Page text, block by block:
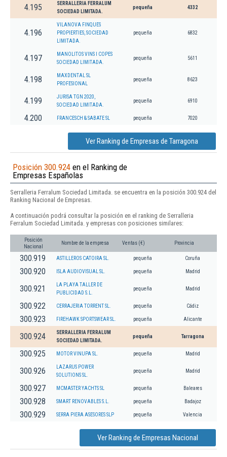
4.195
SERRALLERIA FERRALUM
SOCIEDAD LIMITADA.
pequeña 4332
4.196
VILANOVA FINQUES
PROPIERTIES, SOCIEDAD
LIMITADA.
pequeña 6832
4.197
MANOLITOS VINS I COPES
SOCIEDAD LIMITADA.
pequeña 5611
4.198
MAXDENTAL SL
PROFESIONAL
pequeña 8623
4.199
JURISA TGN 2020,
SOCIEDAD LIMITADA.
pequeña 6910
4.200 FRANCESCH & SABATE SL pequeña 7020
Ver Ranking de Empresas de Tarragona
Posición 300.924 en el Ranking de
Empresas Españolas
Serralleria Ferralum Sociedad Limitada. se encuentra en la posición 300.924 del
Ranking Nacional de Empresas.
A continuación podrá consultar la posición en el ranking de Serralleria
Ferralum Sociedad Limitada. y empresas con posiciones similares:
Posición
Nacional
Nombre de la empresa Ventas (€) Provincia
300.919 ASTILLEROS CATOIRA SL. pequeña Coruña
300.920 ISLA AUDIOVISUAL SL. pequeña Madrid
300.921
LA PLAYA TALLER DE
PUBLICIDAD S.L.
pequeña Madrid
300.922 CERRAJERIA TORRENT SL. pequeña Cádiz
300.923 FIREHAWK SPORTSWEAR SL. pequeña Alicante
300.924
SERRALLERIA FERRALUM
SOCIEDAD LIMITADA.
pequeña Tarragona
300.925 MOTOR VINUPA SL. pequeña Madrid
300.926
LAZARUS POWER
SOLUTIONS SL.
pequeña Madrid
300.927 MCMASTER YACHTS SL pequeña Baleares
300.928 SMART RENOVABLES S.L. pequeña Badajoz
300.929 SERRA PIERA ASESORES SLP pequeña Valencia
Ver Ranking de Empresas Nacional